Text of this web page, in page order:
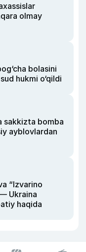
olmay
bolasini
hukmi o‘qildi
sakkizta bomba
ayblovlardan
“Izvarino
Ukraina
haqida